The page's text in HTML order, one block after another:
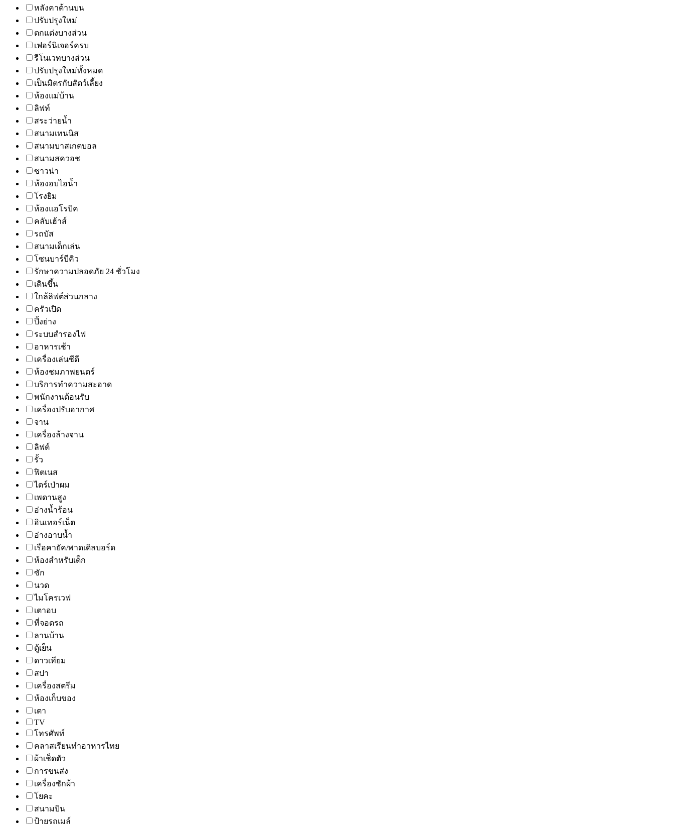
หลังคาด้านบน
ปรับปรุงใหม่
ตกแต่งบางส่วน
เฟอร์นิเจอร์ครบ
รีโนเวทบางส่วน
ปรับปรุงใหม่ทั้งหมด
เป็นมิตรกับสัตว์เลี้ยง
ห้องแม่บ้าน
ลิฟท์
สระว่ายน้ำ
สนามเทนนิส
สนามบาสเกตบอล
สนามสควอช
ซาวน่า
ห้องอบไอน้ำ
โรงยิม
ห้องแอโรบิค
คลับเฮ้าส์
รถบัส
สนามเด็กเล่น
โซนบาร์บีคิว
รักษาความปลอดภัย 24 ชั่วโมง
เดินขึ้น
ใกล้ลิฟต์ส่วนกลาง
ครัวเปิด
ปิ้งย่าง
ระบบสำรองไฟ
อาหารเช้า
เครื่องเล่นซีดี
ห้องชมภาพยนตร์
บริการทำความสะอาด
พนักงานต้อนรับ
เครื่องปรับอากาศ
จาน
เครื่องล้างจาน
ลิฟต์
รั้ว
ฟิตเนส
ไดร์เป่าผม
เพดานสูง
อ่างน้ำร้อน
อินเทอร์เน็ต
อ่างอาบน้ำ
เรือคายัค/พาดเดิลบอร์ด
ห้องสำหรับเด็ก
ซัก
นวด
ไมโครเวฟ
เตาอบ
ที่จอดรถ
ลานบ้าน
ตู้เย็น
ดาวเทียม
สปา
เครื่องสตรีม
ห้องเก็บของ
เตา
TV
โทรศัพท์
คลาสเรียนทำอาหารไทย
ผ้าเช็ดตัว
การขนส่ง
เครื่องซักผ้า
โยคะ
สนามบิน
ป้ายรถเมล์